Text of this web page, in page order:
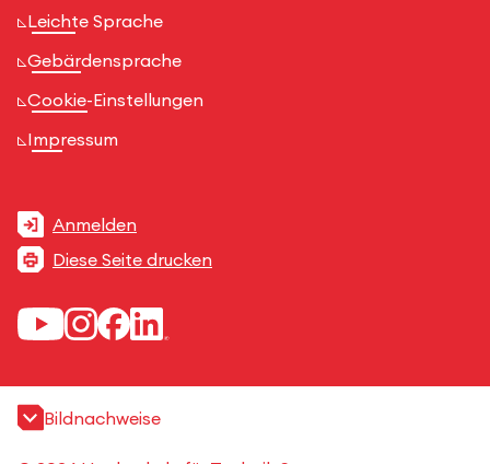
Leichte Sprache
Gebärdensprache
Cookie-Einstellungen
Impressum
Anmelden
Diese Seite drucken
Bildnachweise